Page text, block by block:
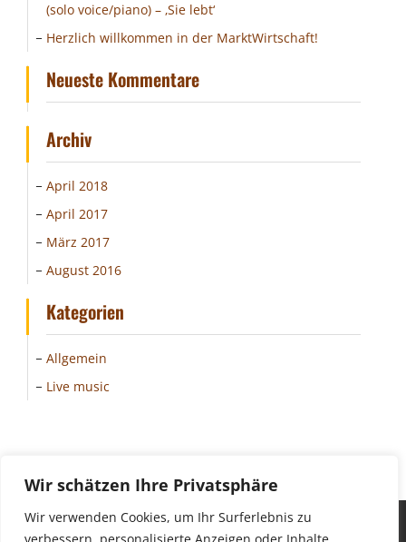
Wir schätzen Ihre Privatsphäre
Wir verwenden Cookies, um Ihr Surferlebnis zu
(solo voice/piano) – ‚Sie lebt‘
Herzlich willkommen in der MarktWirtschaft!
Neueste Kommentare
Archiv
April 2018
April 2017
März 2017
August 2016
Kategorien
Allgemein
Live music
Copyright © All rights reserved.